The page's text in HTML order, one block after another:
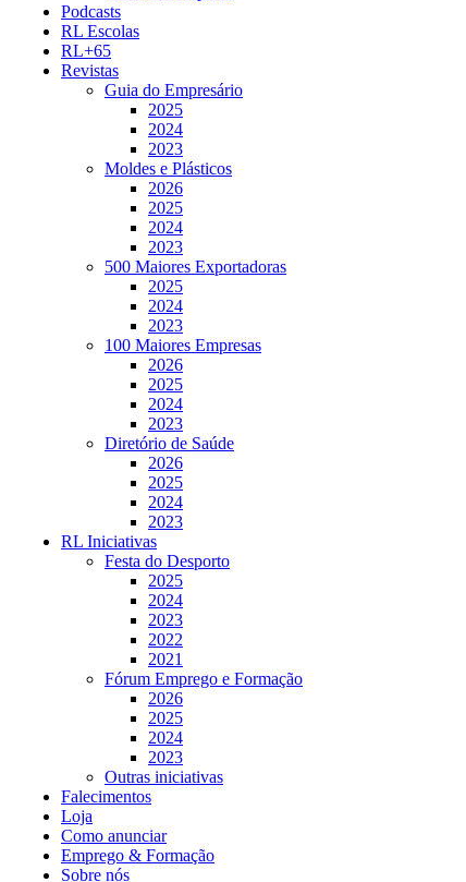
Podcasts
RL Escolas
RL+65
Revistas
Guia do Empresário
2025
2024
2023
Moldes e Plásticos
2026
2025
2024
2023
500 Maiores Exportadoras
2025
2024
2023
100 Maiores Empresas
2026
2025
2024
2023
Diretório de Saúde
2026
2025
2024
2023
RL Iniciativas
Festa do Desporto
2025
2024
2023
2022
2021
Fórum Emprego e Formação
2026
2025
2024
2023
Outras iniciativas
Falecimentos
Loja
Como anunciar
Emprego & Formação
Sobre nós